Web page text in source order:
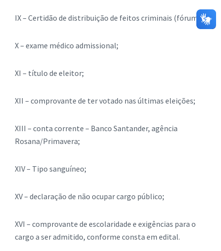
IX – Certidão de distribuição de feitos criminais (fórum);
X – exame médico admissional;
XI – título de eleitor;
XII – comprovante de ter votado nas últimas eleições;
XIII – conta corrente – Banco Santander, agência
Rosana/Primavera;
XIV – Tipo sanguíneo;
XV – declaração de não ocupar cargo público;
XVI – comprovante de escolaridade e exigências para o
cargo a ser admitido, conforme consta em edital.